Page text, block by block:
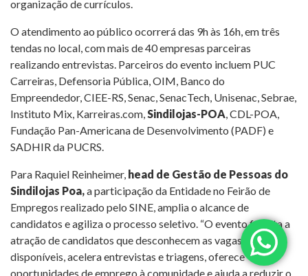
organização de currículos.
O atendimento ao público ocorrerá das 9h às 16h, em três
tendas no local, com mais de 40 empresas parceiras
realizando entrevistas. Parceiros do evento incluem PUC
Carreiras, Defensoria Pública, OIM, Banco do
Empreendedor, CIEE-RS, Senac, SenacTech, Unisenac, Sebrae,
Instituto Mix, Karreiras.com,Sindilojas-POA, CDL-POA,
Fundação Pan-Americana de Desenvolvimento (PADF) e
SADHIR da PUCRS.
Para Raquiel Reinheimer, head de Gestão de Pessoas do
Sindilojas Poa,a participação da Entidade no Feirão de
Empregos realizado pelo SINE, amplia o alcance de
candidatos e agiliza o processo seletivo. “O evento facilita a
atração de candidatos que desconhecem as vagas
disponíveis, acelera entrevistas e triagens, oferece
oportunidades de emprego à comunidade e ajuda a reduzir o